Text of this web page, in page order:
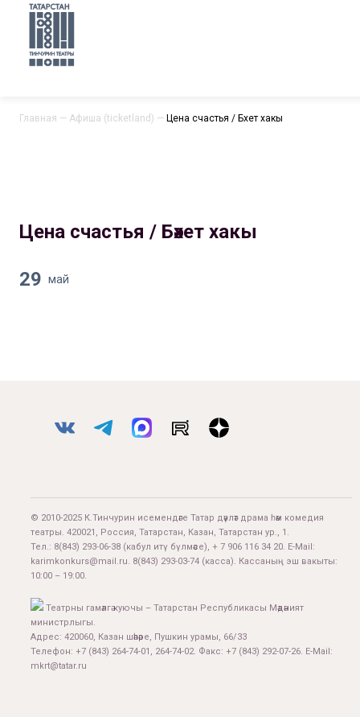
Главная — Афиша (ticketland) — Цена счастья / Бәхет хакы
Цена счастья / Бәхет хакы
29 май
© 2010-2025 К.Тинчурин исемендәге Татар дәүләт драма һәм комедия
театры. 420021, Россия, Татарстан, Казан, Татарстан ур., 1.
Тел.: 8(843) 293-06-38 (кабул итү бүлмәсе), + 7 906 116 34 20. E-Mail:
karimkonkurs@mail.ru. 8(843) 293-03-74 (касса). Кассаның эш вакыты:
10:00 – 19:00.
Театрны гамәлгә куючы – Татарстан Республикасы Мәдәният
министрлыгы.
Адрес: 420060, Казан шәһәре, Пушкин урамы, 66/33
Телефон: +7 (843) 264-74-01, 264-74-02. Факс: +7 (843) 292-07-26. E-Mail:
mkrt@tatar.ru